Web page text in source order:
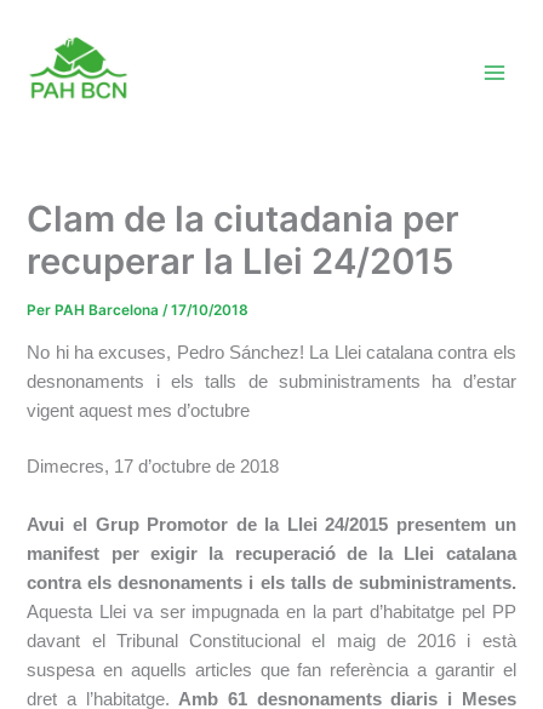
contingut
Clam de la ciutadania per
recuperar la Llei 24/2015
Per PAH Barcelona/17/10/2018
No hi ha excuses, Pedro Sánchez! La Llei catalana contra els
desnonaments i els talls de subministraments ha d’estar
vigent aquest mes d’octubre
Dimecres, 17 d’octubre de 2018
Avui el Grup Promotor de la Llei 24/2015 presentem un
manifest per exigir la recuperació de la Llei catalana
contra els desnonaments i els talls de subministraments.
Aquesta Llei va ser impugnada en la part d’habitatge pel PP
davant el Tribunal Constitucional el maig de 2016 i està
suspesa en aquells articles que fan referència a garantir el
dret a l’habitatge. Amb 61 desnonaments diaris i Meses